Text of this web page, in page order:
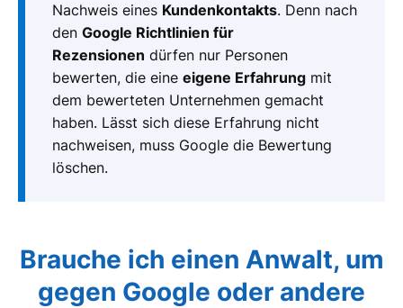
Nachweis eines Kundenkontakts. Denn nach
den Google Richtlinien für
Rezensionen dürfen nur Personen
bewerten, die eine eigene Erfahrung mit
dem bewerteten Unternehmen gemacht
haben. Lässt sich diese Erfahrung nicht
nachweisen, muss Google die Bewertung
löschen.
Brauche ich einen Anwalt, um
gegen Google oder andere